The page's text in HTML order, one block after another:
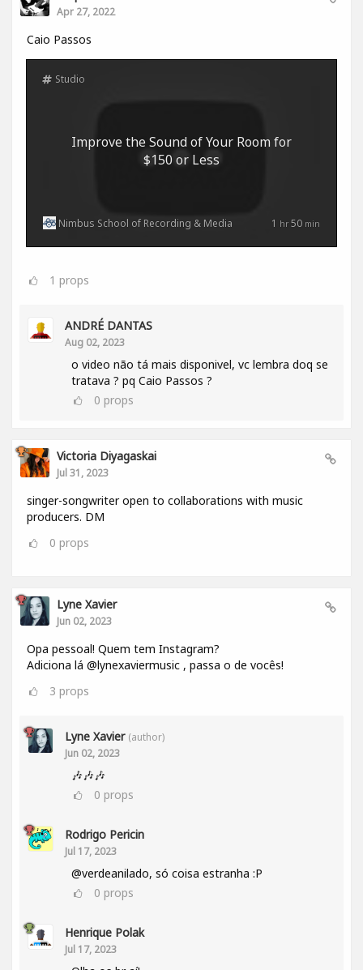
Apr 27, 2022
Caio Passos
Improve the Sound of Your Room for
$150 or Less
Studio
1 hr 50 min
Nimbus School of Recording & Media
1 props
ANDRÉ DANTAS
Aug 02, 2023
o video não tá mais disponivel, vc lembra doq se
tratava ? pq Caio Passos ?
0 props
Victoria Diyagaskai
Jul 31, 2023
singer-songwriter open to collaborations with music
producers. DM
0 props
Lyne Xavier
Jun 02, 2023
Opa pessoal! Quem tem Instagram?
Adiciona lá @lynexaviermusic , passa o de vocês!
3 props
Lyne Xavier (author)
Jun 02, 2023
🎶🎶🎶
0 props
Rodrigo Pericin
Jul 17, 2023
@verdeanilado, só coisa estranha :P
0 props
Henrique Polak
Jul 17, 2023